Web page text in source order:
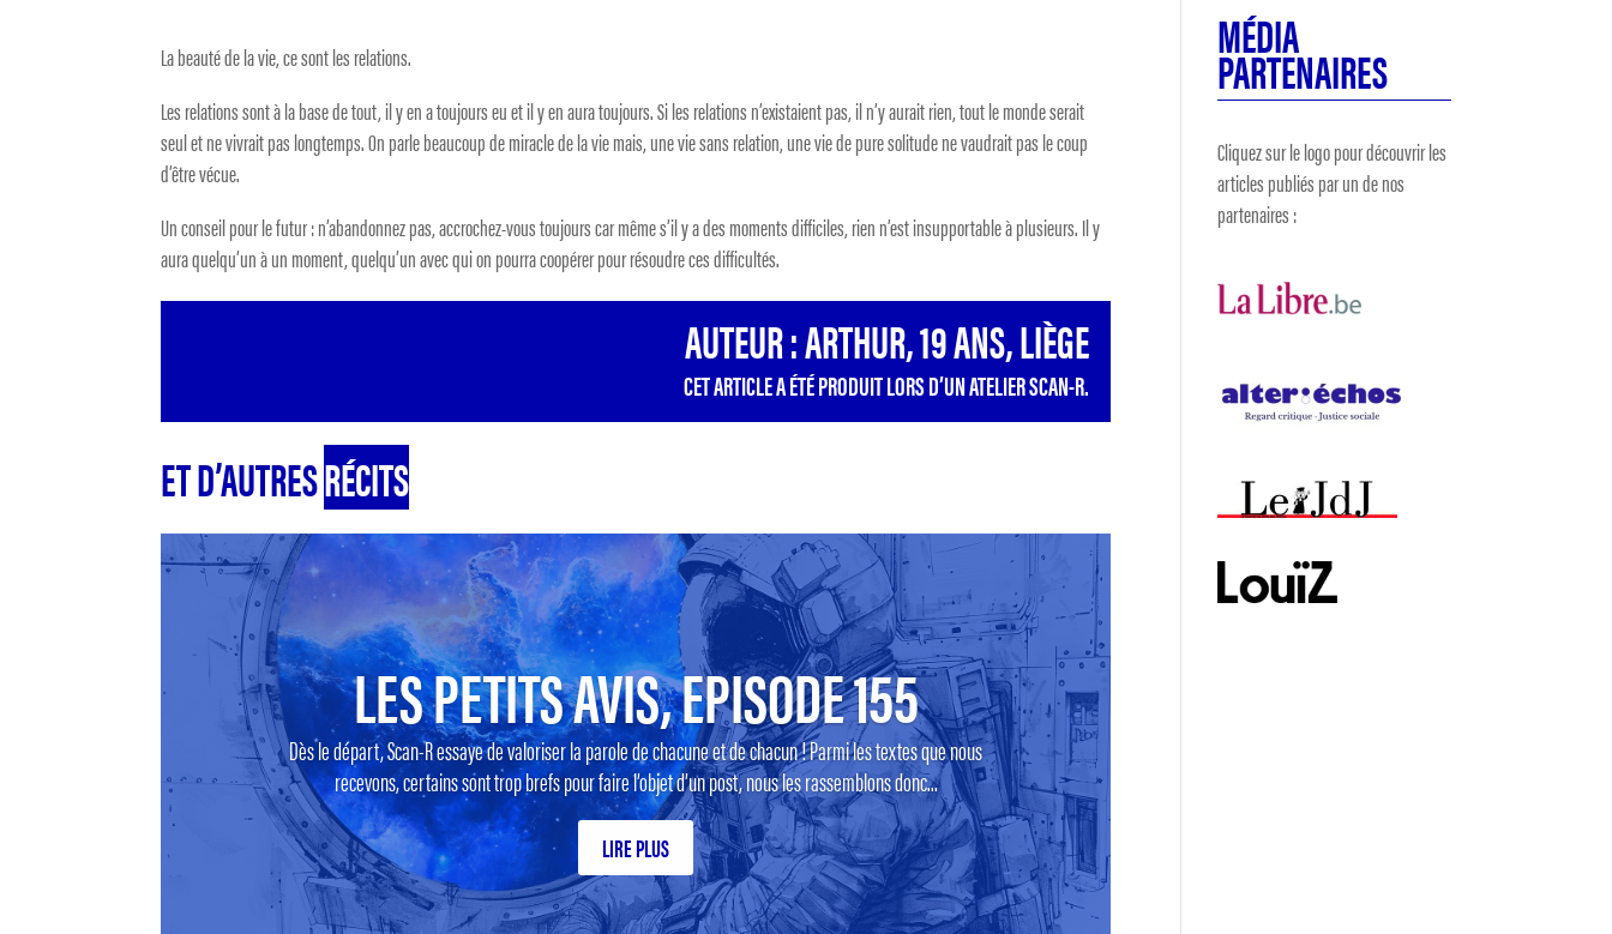
La beauté de la vie, ce sont les relations.
Les relations sont à la base de tout, il y en a toujours eu et il y en aura toujours. Si les relations n’existaient pas, il n’y aurait rien, tout le monde serait
seul et ne vivrait pas longtemps. On parle beaucoup de miracle de la vie mais, une vie sans relation, une vie de pure solitude ne vaudrait pas le coup
d’être vécue.
Un conseil pour le futur : n’abandonnez pas, accrochez-vous toujours car même s’il y a des moments difficiles, rien n’est insupportable à plusieurs. Il y
aura quelqu’un à un moment, quelqu’un avec qui on pourra coopérer pour résoudre ces difficultés.
AUTEUR : ARTHUR, 19 ANS, LIÈGE
CET ARTICLE A ÉTÉ PRODUIT LORS D’UN ATELIER SCAN-R.
ET D’AUTRESRÉCITS
LES PETITS AVIS, EPISODE 155
Dès le départ, Scan-R essaye de valoriser la parole de chacune et de chacun ! Parmi les textes que nous
recevons, certains sont trop brefs pour faire l’objet d’un post, nous les rassemblons donc...
LIRE PLUS
MÉDIA
PARTENAIRES
Cliquez sur le logo pour découvrir les
articles publiés par un de nos
partenaires :